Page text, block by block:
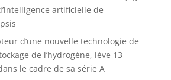
artificielle de
d’une nouvelle technologie de
de l’hydrogène, lève 13
le cadre de sa série A